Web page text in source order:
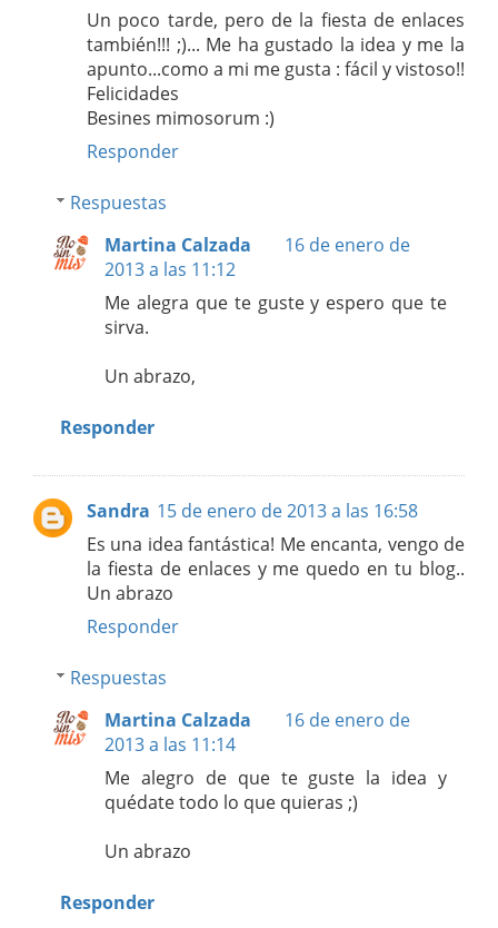
Un poco tarde, pero de la fiesta de enlaces
también!!! ;)... Me ha gustado la idea y me la
apunto...como a mi me gusta : fácil y vistoso!!
Felicidades
Besines mimosorum :)
Responder
Respuestas
Martina Calzada
16 de enero de
2013 a las 11:12
Me alegra que te guste y espero que te
sirva.
Un abrazo,
Responder
Sandra 15 de enero de 2013 a las 16:58
Es una idea fantástica! Me encanta, vengo de
la fiesta de enlaces y me quedo en tu blog..
Un abrazo
Responder
Respuestas
Martina Calzada
16 de enero de
2013 a las 11:14
Me alegro de que te guste la idea y
quédate todo lo que quieras ;)
Un abrazo
Responder